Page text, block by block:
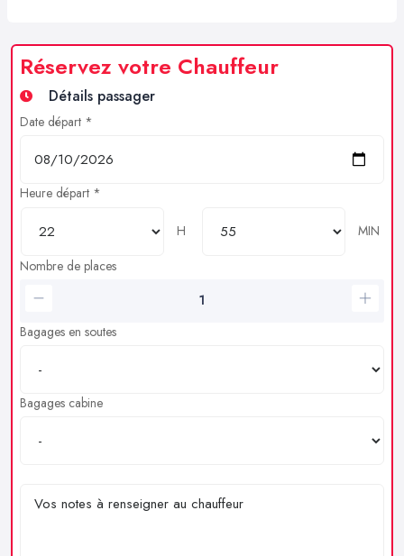
Réservez votre Chauffeur
Détails passager
Date départ *
Heure départ *
H
MIN
Nombre de places
Bagages en soutes
Bagages cabine